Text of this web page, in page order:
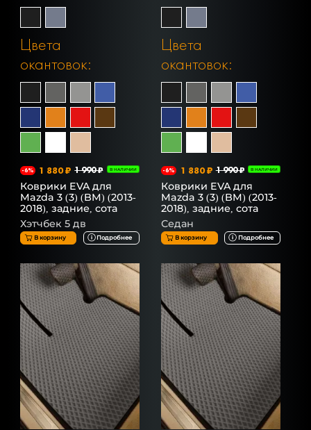
Цвета
окантовок:
-6% 1 880 ₽ 1 990 ₽ В НАЛИЧИИ
Коврики EVA для
Mazda 3 (3) (BM) (2013-
2018), задние, сота
Хэтчбек 5 дв
В корзину Подробнее
Цвета
окантовок:
-6% 1 880 ₽ 1 990 ₽ В НАЛИЧИИ
Коврики EVA для
Mazda 3 (3) (BM) (2013-
2018), задние, сота
Седан
В корзину Подробнее